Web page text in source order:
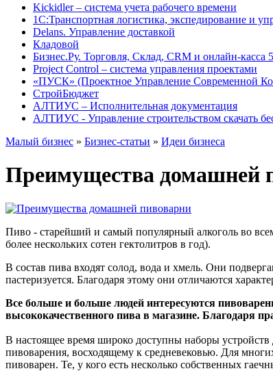
Kickidler – система учета рабочего времени
1С:Транспортная логистика, экспедирование и
Delans. Управление доставкой
Кладовой
Бизнес.Ру. Торговля, Склад, CRM и онлайн-
Project Сontrol – система управления проектами
«ПУСК» (Проектное Управление Современной
СтройБюджет
АЛТИУС – Исполнительная документация
АЛТИУС - Управление строительством скачать
Малый бизнес » Бизнес-статьи » Идеи бизнеса
Преимущества домашней
Пиво - старейший и самый популярный алкоголь во
более нескольких сотен гектолитров в год).
В состав пива входят солод, вода и хмель. Они
пастеризуется. Благодаря этому они отличаются
Все больше и больше людей интересуются
высококачественного пива в магазине. Благодаря
В настоящее время широко доступны наборы
пивоварения, восходящему к средневековью. Для
пивоварен. Те, у кого есть несколько собственных